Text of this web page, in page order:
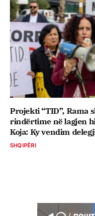
Projekti “TID”, Rama
rindërtime në lagjen
Koja: Ky vendim
SHQIPËRI